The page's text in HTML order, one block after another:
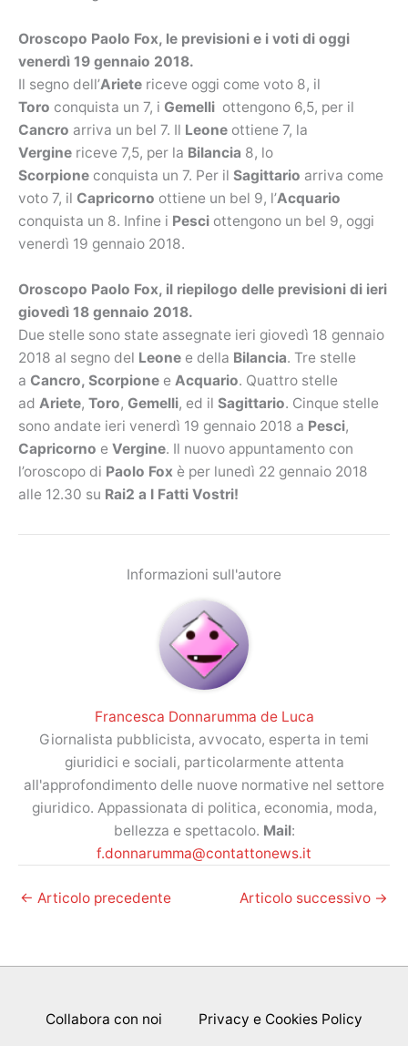
Oroscopo Paolo Fox, le previsioni e i voti di oggi
venerdì 19 gennaio 2018.
Il segno dell’Ariete riceve oggi come voto 8, il
Toro conquista un 7, i Gemelli ottengono 6,5, per il
Cancro arriva un bel 7. Il Leone ottiene 7, la
Vergine riceve 7,5, per la Bilancia 8, lo
Scorpione conquista un 7. Per il Sagittario arriva come
voto 7, il Capricorno ottiene un bel 9, l’Acquario
conquista un 8. Infine i Pesci ottengono un bel 9, oggi
venerdì 19 gennaio 2018.
Oroscopo Paolo Fox, il riepilogo delle previsioni di ieri
giovedì 18 gennaio 2018.
Due stelle sono state assegnate ieri giovedì 18 gennaio
2018 al segno del Leone e della Bilancia. Tre stelle
a Cancro, Scorpione e Acquario. Quattro stelle
ad Ariete, Toro, Gemelli, ed il Sagittario. Cinque stelle
sono andate ieri venerdì 19 gennaio 2018 a Pesci,
Capricorno e Vergine. Il nuovo appuntamento con
l’oroscopo di Paolo Fox è per lunedì 22 gennaio 2018
alle 12.30 su Rai2 a I Fatti Vostri!
Informazioni sull'autore
Francesca Donnarumma de Luca
Giornalista pubblicista, avvocato, esperta in temi
giuridici e sociali, particolarmente attenta
all'approfondimento delle nuove normative nel settore
giuridico. Appassionata di politica, economia, moda,
bellezza e spettacolo. Mail:
f.donnarumma@contattonews.it
← Articolo precedente Articolo successivo →
Collabora con noi Privacy e Cookies Policy